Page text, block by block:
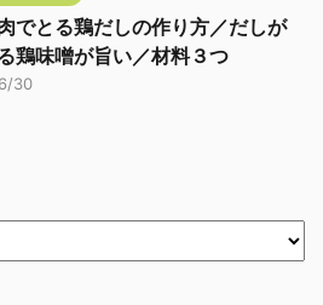
でとる鶏だしの作り方／だしが
鶏味噌が旨い／材料３つ
30